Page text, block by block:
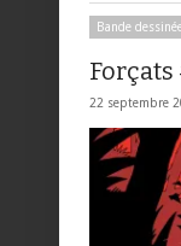
Bande
Forçats
22 septembre